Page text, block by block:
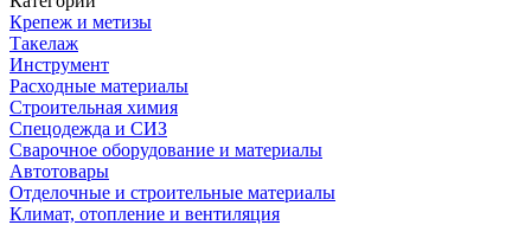
Крепеж и метизы
Такелаж
Инструмент
Расходные материалы
Строительная химия
Спецодежда и СИЗ
Сварочное оборудование и материалы
Автотовары
Отделочные и строительные материалы
Климат, отопление и вентиляция